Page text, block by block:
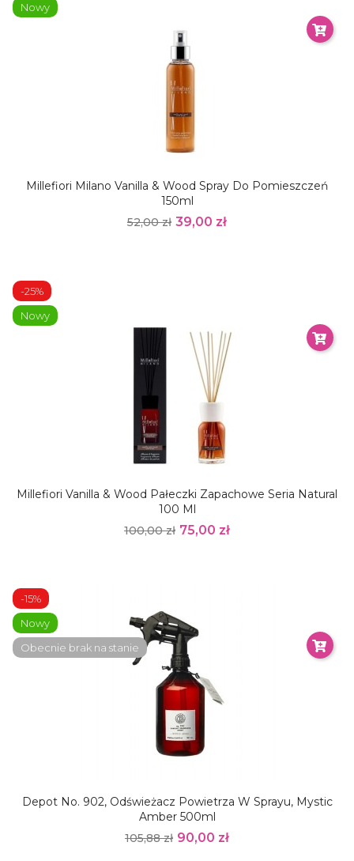
Millefiori Milano Vanilla & Wood Spray Do Pomieszczeń
150ml
52,00 zł 39,00 zł
Nowy
Millefiori Vanilla & Wood Pałeczki Zapachowe Seria Natural
100 Ml
100,00 zł 75,00 zł
-25%
Nowy
Depot No. 902, Odświeżacz Powietrza W Sprayu, Mystic
Amber 500ml
105,88 zł 90,00 zł
-15%
Nowy
Obecnie brak na stanie